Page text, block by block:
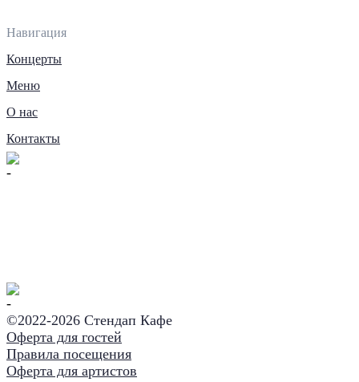
Навигация
Концерты
Меню
О нас
Контакты
©2022-2026 Стендап Кафе
Оферта для гостей
Правила посещения
Оферта для артистов